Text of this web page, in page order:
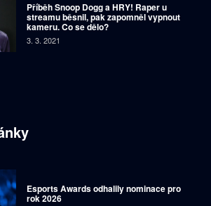
Příběh Snoop Dogg a HRY! Raper u
streamu běsnil, pak zapomněl vypnout
kameru. Co se dělo?
3. 3. 2021
Esports Awards odhalily nominace pro
rok 2026